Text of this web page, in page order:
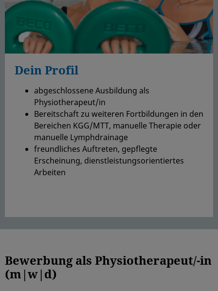
Dein Profil
abgeschlossene Ausbildung als
Physiotherapeut/in
Bereitschaft zu weiteren Fortbildungen in den
Bereichen KGG/MTT, manuelle Therapie oder
manuelle Lymphdrainage
freundliches Auftreten, gepflegte
Erscheinung, dienstleistungsorientiertes
Arbeiten
Bewerbung als Physiotherapeut/-in
(m|w|d)